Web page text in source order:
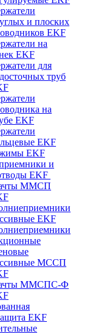
и плоских
EKF
на
EKF
для
труб
на
EKF
EKF
EKF
и
EKF
ММСП
EKF
МССП
ММСПС-Ф
EKF